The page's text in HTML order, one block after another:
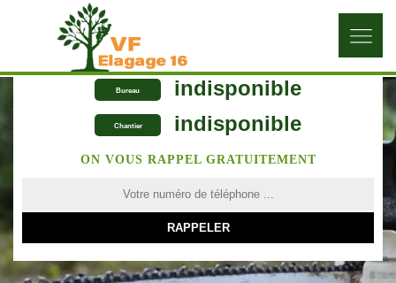
Bureau indisponible
Chantier indisponible
ON VOUS RAPPEL GRATUITEMENT